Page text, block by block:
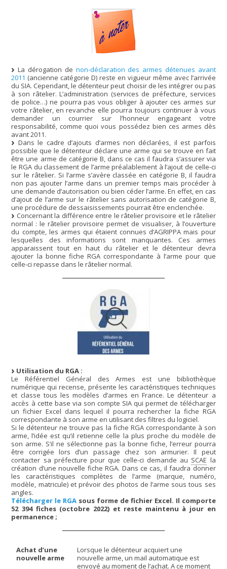
La dérogation de non-déclaration des armes détenues avant
2011 (ancienne catégorie D) reste en vigueur même avec l’arrivée
du SIA. Cependant, le détenteur peut choisir de les intégrer ou pas
à son râtelier. L’administration (services de préfecture, services
de police…) ne pourra pas vous obliger à ajouter ces armes sur
votre râtelier, en revanche elle pourra toujours continuer à vous
demander un courrier sur l’honneur engageant votre
responsabilité, comme quoi vous possédez bien ces armes dès
avant 2011.
Dans le cadre d’ajouts d’armes non déclarées, il est parfois
possible que le détenteur déclare une arme qui se trouve en fait
être une arme de catégorie B, dans ce cas il faudra s’assurer via
le RGA du classement de l’arme préalablement à l’ajout de celle-ci
sur le râtelier. Si l’arme s’avère classée en catégorie B, il faudra
non pas ajouter l’arme dans un premier temps mais procéder à
une demande d’autorisation ou bien céder l’arme. En effet, en cas
d’ajout de l’arme sur le râtelier sans autorisation de catégorie B,
une procédure de dessaisissements pourrait être enclenchée.
Concernant la différence entre le râtelier provisoire et le râtelier
normal : le râtelier provisoire permet de visualiser, à l’ouverture
du compte, les armes qui étaient connues d’AGRIPPA mais pour
lesquelles des informations sont manquantes. Ces armes
apparaissent tout en haut du râtelier et le détenteur devra
ajouter la bonne fiche RGA correspondante à l’arme pour que
celle-ci repasse dans le râtelier normal.
Utilisation du RGA :
Le Référentiel Général des Armes est une bibliothèque
numérique qui recense, présente les caractéristiques techniques
et classe tous les modèles d’armes en France. Le détenteur a
accès à cette base via son compte SIA qui permet de télécharger
un fichier Excel dans lequel il pourra rechercher la fiche RGA
correspondante à son arme en utilisant des filtres du logiciel.
Si le détenteur ne trouve pas la fiche RGA correspondante à son
arme, l’idée est qu’il retienne celle la plus proche du modèle de
son arme. S’il ne sélectionne pas la bonne fiche, l’erreur pourra
être corrigée lors d’un passage chez son armurier. Il peut
contacter sa préfecture pour que celle-ci demande au SCAE la
création d’une nouvelle fiche RGA. Dans ce cas, il faudra donner
les caractéristiques complètes de l’arme (marque, numéro,
modèle, matricule) et prévoir des photos de l’arme sous tous ses
angles.
Télécharger le RGA sous forme de fichier Excel. Il comporte
52 394 fiches (octobre 2022) et reste maintenu à jour en
permanence ;
Achat d’une
nouvelle arme
Lorsque le détenteur acquiert une
nouvelle arme, un mail automatique est
envoyé au moment de l’achat. A ce moment